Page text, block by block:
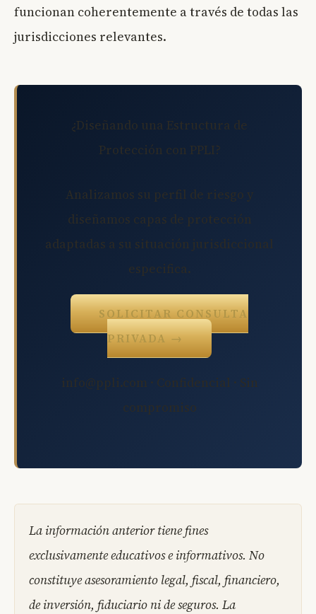
funcionan coherentemente a través de todas las
jurisdicciones relevantes.
¿Diseñando una Estructura de
Protección con PPLI?
Analizamos su perfil de riesgo y
diseñamos capas de protección
adaptadas a su situación jurisdiccional
especifica.
SOLICITAR CONSULTA
PRIVADA →
info@ppli.com · Confidencial · Sin
compromiso
La información anterior tiene fines
exclusivamente educativos e informativos. No
constituye asesoramiento legal, fiscal, financiero,
de inversión, fiduciario ni de seguros. La